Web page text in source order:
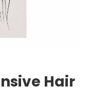
Hair